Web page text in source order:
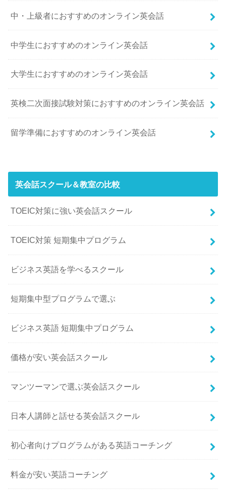
中・上級者におすすめのオンライン英会話
中学生におすすめのオンライン英会話
大学生におすすめのオンライン英会話
英検二次面接試験対策におすすめのオンライン英会話
留学準備におすすめのオンライン英会話
英会話スクール＆教室の比較
TOEIC対策に強い英会話スクール
TOEIC対策 短期集中プログラム
ビジネス英語を学べるスクール
短期集中型プログラムで選ぶ
ビジネス英語 短期集中プログラム
価格が安い英会話スクール
マンツーマンで選ぶ英会話スクール
日本人講師と話せる英会話スクール
初心者向けプログラムがある英語コーチング
料金が安い英語コーチング